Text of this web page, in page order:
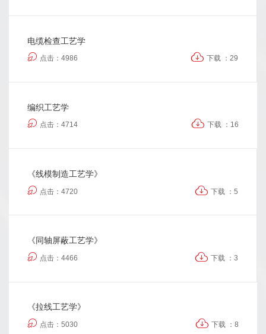
电缆检查工艺学
点击：4986 下载 ：29
编织工艺学
点击：4714 下载 ：16
《线模制造工艺学》
点击：4720 下载 ：5
《同轴屏蔽工艺学》
点击：4466 下载 ：3
《拉线工艺学》
点击：5030 下载 ：8